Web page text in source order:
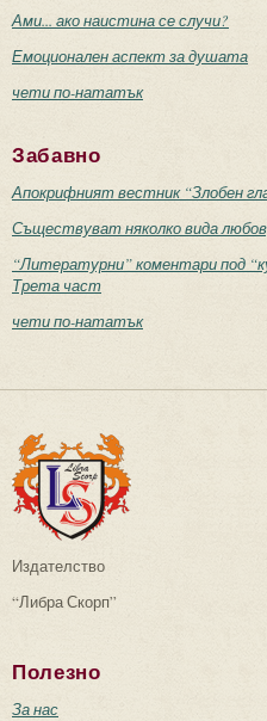
Ами... ако наистина се случи?
Емоционален аспект за душата
чети по-нататък
Забавно
Апокрифният вестник “Злобен
Съществуват няколко вида
“Литературни” коментари под
Трета част
чети по-нататък
Издателство
“Либра Скорп”
Полезно
За нас